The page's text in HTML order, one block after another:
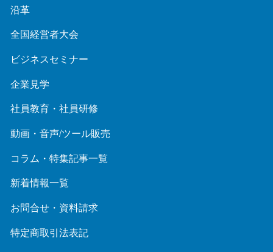
沿革
全国経営者大会
ビジネスセミナー
企業見学
社員教育・社員研修
動画・音声/ツール販売
コラム・特集記事一覧
新着情報一覧
お問合せ・資料請求
特定商取引法表記